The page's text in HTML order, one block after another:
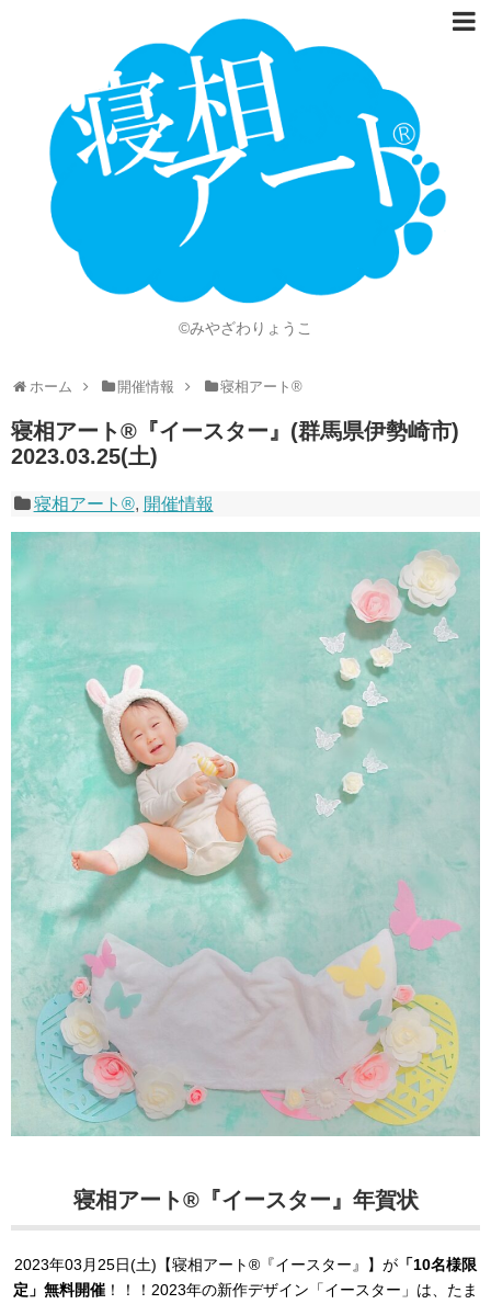
©みやざわりょうこ
ホーム 開催情報 寝相アート®
寝相アート®︎『イースター』(群馬県伊勢崎市)
2023.03.25(土)
寝相アート®, 開催情報
寝相アート®『イースター』年賀状
2023年03月25日(土)【寝相アート®︎『イースター』】が 「10名様限
定」無料開催 ！！！2023年の新作デザイン「イースター」は、たま
Language
開催情報
動画
ニュース
知的財産権